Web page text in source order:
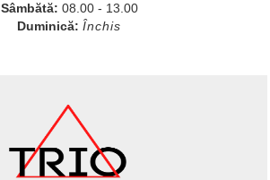
Sâmbătă: 08.00 - 13.00
Duminică: Închis